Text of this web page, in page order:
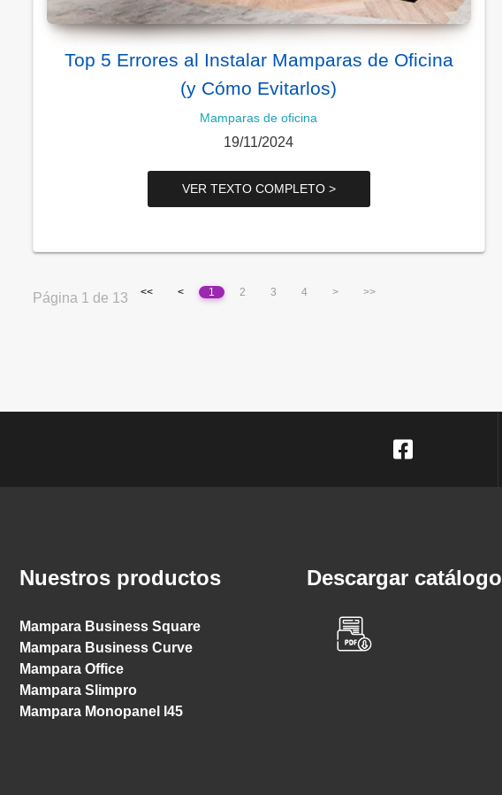
Top 5 Errores al Instalar Mamparas de Oficina
(y Cómo Evitarlos)
Mamparas de oficina
19/11/2024
VER TEXTO COMPLETO >
Página 1 de 13 << < 1 2 3 4 > >>
Nuestros productos
Mampara Business Square
Mampara Business Curve
Mampara Office
Mampara Slimpro
Mampara Monopanel I45
Descargar catálogo